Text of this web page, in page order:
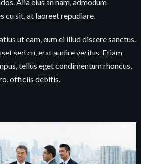
Alia eius an nam, admodum
cu sit, at laoreet repudiare.
ut eam, eum ei illud discere sanctus.
sed cu, erat audire veritus. Etiam
tellus eget condimentum rhoncus,
officiis debitis.